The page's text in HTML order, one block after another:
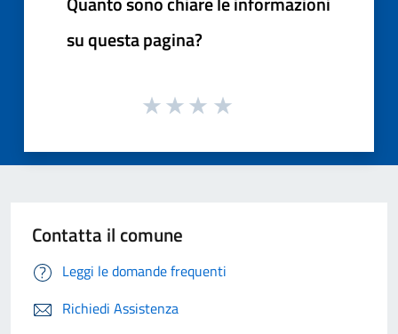
su questa pagina?
Contatta il comune
Leggi le domande frequenti
Richiedi Assistenza